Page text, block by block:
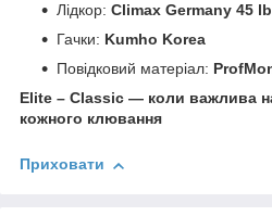
Лідкор: Climax Germany 45 lb
Гачки: Kumho Korea
Повідковий матеріал:
Elite – Classic — коли важлива
кожного клювання
Приховати